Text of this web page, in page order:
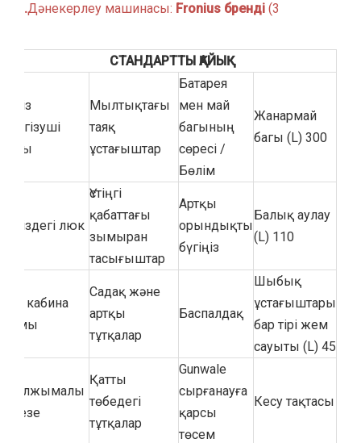
3) Дәнекерлеу машинасы:
Fronius бренді.
СТАНДАРТТЫ ҚАЙЫҚ
Жанармай
багы (L) 300
Батарея
мен май
багының
сөресі /
Бөлім
Мылтықтағы
таяқ
ұстағыштар
Теңіз
жүргізуші
орны
Балық аулау
(L) 110
Артқы
орындықты
бүгіңіз
Үстіңгі
қабаттағы
зымыран
тасығыштар
Теңіздегі люк
Шыбық
ұстағыштары
бар тірі жем
сауыты (L) 45
Баспалдақ
Садақ және
артқы
тұтқалар
LED кабина
шамы
Кесу тақтасы
Gunwale
сырғанауға
қарсы
төсем
Қатты
төбедегі
тұтқалар
Жылжымалы
терезе